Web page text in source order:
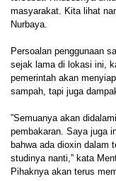
masyarakat. Kita lihat
Nurbaya.
Persoalan penggunaan
sejak lama di lokasi ini,
pemerintah akan
sampah, tapi juga
”Semuanya akan
pembakaran. Saya juga
bahwa ada dioxin dalam
studinya nanti,” kata
Pihaknya akan terus